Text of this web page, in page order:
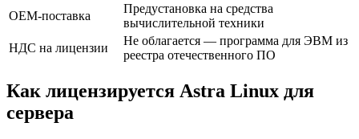
OEM-поставка
Предустановка на средства
вычислительной техники
НДС на лицензии
Не облагается — программа для ЭВМ из
реестра отечественного ПО
Как лицензируется Astra Linux для
сервера